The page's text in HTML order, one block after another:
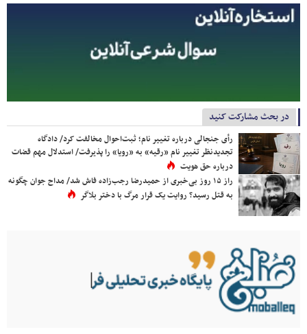
در بحث مشارکت کنید
رأی جنجالی درباره تغییر نام؛ ثبت‌احوال مخالفت کرد/ دادگاه
تجدیدنظر تغییر نام «رقیه» به «رویا» را پذیرفت/ استدلال مهم قضات
درباره حق هویت
راز ۱۵ روز بی‌خبری از حمیدرضا رجب‌زاده فاش شد/ مداح جوان چگونه
به قتل رسید؟ روایت یک قرار مرگ با دختر بلاگر